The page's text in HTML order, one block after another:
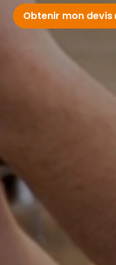
Obtenir mon devis